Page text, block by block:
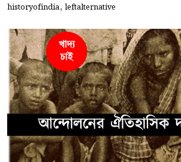
historyofindia, leftalternative